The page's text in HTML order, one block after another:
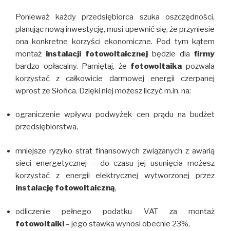
Ponieważ każdy przedsiębiorca szuka oszczędności,
planując nową inwestycję, musi upewnić się, że przyniesie
ona konkretne korzyści ekonomiczne. Pod tym kątem
montaż instalacji fotowoltaicznej będzie dla firmy
bardzo opłacalny. Pamiętaj, że fotowoltaika pozwala
korzystać z całkowicie darmowej energii czerpanej
wprost ze Słońca. Dzięki niej możesz liczyć m.in. na:
ograniczenie wpływu podwyżek cen prądu na budżet
przedsiębiorstwa,
mniejsze ryzyko strat finansowych związanych z awarią
sieci energetycznej – do czasu jej usunięcia możesz
korzystać z energii elektrycznej wytworzonej przez
instalację fotowoltaiczną,
odliczenie pełnego podatku VAT za montaż
fotowoltaiki– jego stawka wynosi obecnie 23%,